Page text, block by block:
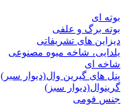
بوته ای
بوته برگ و علفی
دیزاین های تشریفاتی
یلدایی، شاخه میوه مصنوعی
شاخه ای
پنل های گیرین وال(دیوار سبر)
گرینوال(دیوار سبز)
جنس فومی